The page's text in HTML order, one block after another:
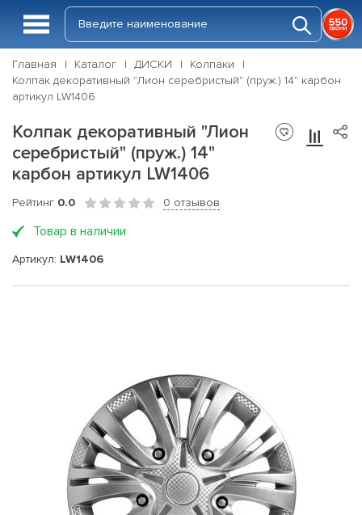
Главная Каталог ДИСКИ
Колпаки
Колпак декоративный "Лион серебристый" (пруж.) 14" карбон
артикул LW1406
Колпак декоративный "Лион
серебристый" (пруж.) 14"
карбон артикул LW1406
Рейтинг 0.0 0 отзывов
Товар в наличии
Артикул: LW1406